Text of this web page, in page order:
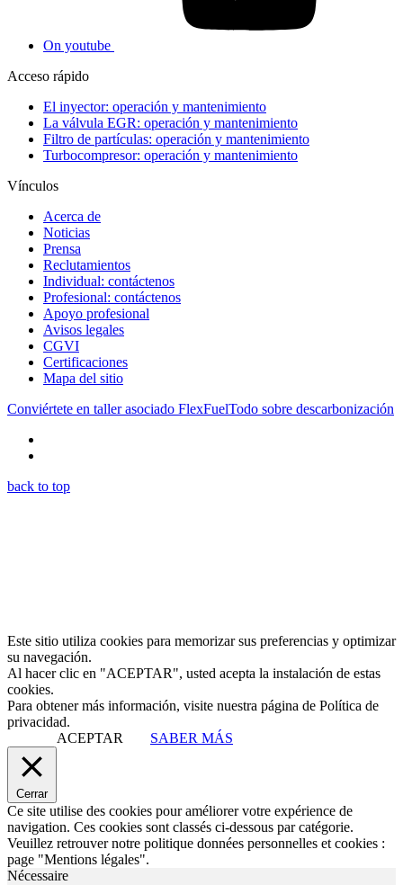
On youtube
Acceso rápido
El inyector: operación y mantenimiento
La válvula EGR: operación y mantenimiento
Filtro de partículas: operación y mantenimiento
Turbocompresor: operación y mantenimiento
Vínculos
Acerca de
Noticias
Prensa
Reclutamientos
Individual: contáctenos
Profesional: contáctenos
Apoyo profesional
Avisos legales
CGVI
Certificaciones
Mapa del sitio
Conviértete en taller asociado FlexFuelTodo sobre descarbonización
back to top
Este sitio utiliza cookies para memorizar sus preferencias y optimizar
su navegación.
Al hacer clic en "ACEPTAR", usted acepta la instalación de estas
cookies.
Para obtener más información, visite nuestra página de Política de
privacidad.
ACEPTAR
SABER MÁS
Cerrar
Ce site utilise des cookies pour améliorer votre expérience de
navigation. Ces cookies sont classés ci-dessous par catégorie.
Veuillez retrouver notre politique données personnelles et cookies :
page "Mentions légales".
Nécessaire